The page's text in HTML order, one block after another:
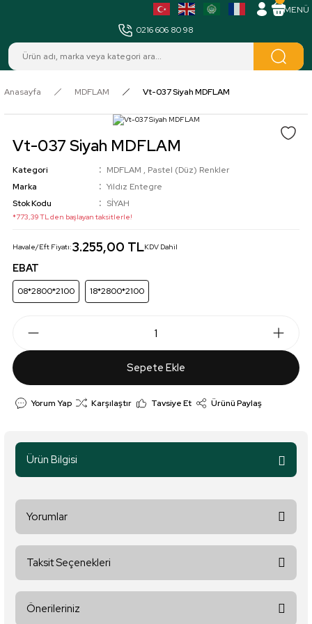
0216 606 80 98
Anasayfa MDFLAM Vt-037 Siyah MDFLAM
Vt-037 Siyah MDFLAM
Kategori MDFLAM , Pastel (Düz) Renkler
Marka
Yıldız Entegre
Stok Kodu
SİYAH
*773,39 TL den başlayan taksitlerle!
Havale/Eft Fiyatı:3.255,00 TLKDV Dahil
EBAT
08*2800*2100 18*2800*2100
Sepete Ekle
Yorum Yap Karşılaştır Tavsiye Et Ürünü Paylaş
Ürün Bilgisi
Yorumlar
Taksit Seçenekleri
Önerileriniz